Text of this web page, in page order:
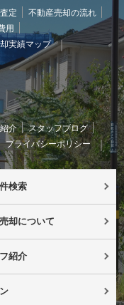
定
不動産売却の流れ
用
実績マップ
介
スタッフブログ
プライバシーポリシー
検索
却について
紹介